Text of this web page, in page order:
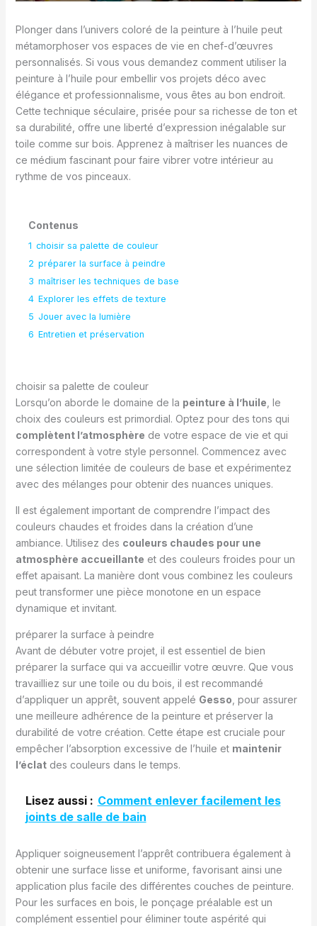
Plonger dans l’univers coloré de la peinture à l’huile peut
métamorphoser vos espaces de vie en chef-d’œuvres
personnalisés. Si vous vous demandez comment utiliser la
peinture à l’huile pour embellir vos projets déco avec
élégance et professionnalisme, vous êtes au bon endroit.
Cette technique séculaire, prisée pour sa richesse de ton et
sa durabilité, offre une liberté d’expression inégalable sur
toile comme sur bois. Apprenez à maîtriser les nuances de
ce médium fascinant pour faire vibrer votre intérieur au
rythme de vos pinceaux.
Contenus
1 choisir sa palette de couleur
2 préparer la surface à peindre
3 maîtriser les techniques de base
4 Explorer les effets de texture
5 Jouer avec la lumière
6 Entretien et préservation
choisir sa palette de couleur
Lorsqu’on aborde le domaine de la peinture à l’huile , le
choix des couleurs est primordial. Optez pour des tons qui
complètent l’atmosphère de votre espace de vie et qui
correspondent à votre style personnel. Commencez avec
une sélection limitée de couleurs de base et expérimentez
avec des mélanges pour obtenir des nuances uniques.
Il est également important de comprendre l’impact des
couleurs chaudes et froides dans la création d’une
ambiance. Utilisez des couleurs chaudes pour une
atmosphère accueillante et des couleurs froides pour un
effet apaisant. La manière dont vous combinez les couleurs
peut transformer une pièce monotone en un espace
dynamique et invitant.
préparer la surface à peindre
Avant de débuter votre projet, il est essentiel de bien
préparer la surface qui va accueillir votre œuvre. Que vous
travailliez sur une toile ou du bois, il est recommandé
d’appliquer un apprêt, souvent appelé Gesso , pour assurer
une meilleure adhérence de la peinture et préserver la
durabilité de votre création. Cette étape est cruciale pour
empêcher l’absorption excessive de l’huile et maintenir
l’éclatdes couleurs dans le temps.
Lisez aussi : Comment enlever facilement les
joints de salle de bain
Appliquer soigneusement l’apprêt contribuera également à
obtenir une surface lisse et uniforme, favorisant ainsi une
application plus facile des différentes couches de peinture.
Pour les surfaces en bois, le ponçage préalable est un
complément essentiel pour éliminer toute aspérité qui